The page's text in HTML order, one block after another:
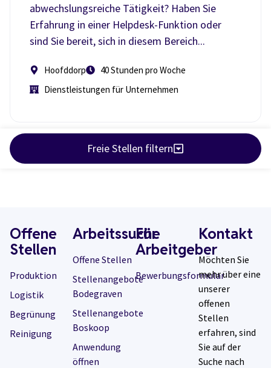
abwechslungsreiche Tätigkeit? Haben Sie
Erfahrung in einer Helpdesk-Funktion oder
sind Sie bereit, sich in diesem Bereich...
Hoofddorp
40 Stunden pro Woche
Dienstleistungen für Unternehmen
Freie Stellen filtern
Offene
Stellen
Produktion
Logistik
Begrünung
Reinigung
Arbeitssuche
Offene Stellen
Stellenangebote
Bodegraven
Stellenangebote
Boskoop
Anwendung
öffnen
Für
Arbeitgeber
Bewerbungsformular
Kontakt
Möchten Sie
mehr über eine
unserer
offenen
Stellen
erfahren, sind
Sie auf der
Suche nach